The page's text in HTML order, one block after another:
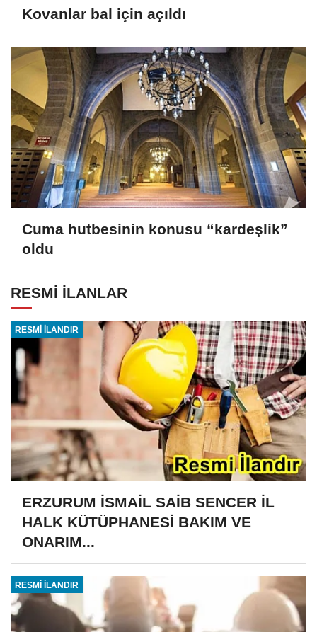
Kovanlar bal için açıldı
Cuma hutbesinin konusu “kardeşlik”
oldu
RESMİ İLANLAR
RESMİ İLANDIR
ERZURUM İSMAİL SAİB SENCER İL
HALK KÜTÜPHANESİ BAKIM VE
ONARIM...
RESMİ İLANDIR